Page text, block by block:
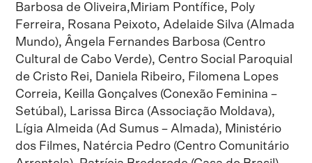
Barbosa de Oliveira,Miriam Pontífice, Poly
Ferreira, Rosana Peixoto, Adelaide Silva (Almada
Mundo), Ângela Fernandes Barbosa (Centro
Cultural de Cabo Verde), Centro Social Paroquial
de Cristo Rei, Daniela Ribeiro, Filomena Lopes
Correia, Keilla Gonçalves (Conexão Feminina –
Setúbal), Larissa Birca (Associação Moldava),
Lígia Almeida (Ad Sumus – Almada), Ministério
dos Filmes, Natércia Pedro (Centro Comunitário